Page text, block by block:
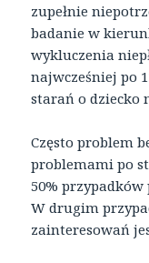
zupełnie
badanie w
wykluczenia
najwcześniej po
starań o dziecko
Często problem
problemami po
50%
W drugim
zainteresowań